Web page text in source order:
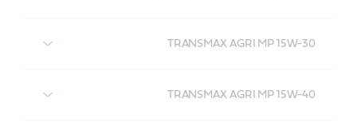
TRANSMAX AGRI MP 15W-30
TRANSMAX AGRI MP 15W-40